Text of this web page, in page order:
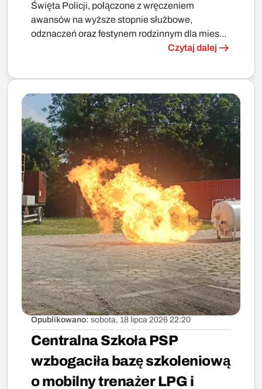
Święta Policji, połączone z wręczeniem
awansów na wyższe stopnie służbowe,
odznaczeń oraz festynem rodzinnym dla mies...
Czytaj dalej
Opublikowano: sobota, 18 lipca 2026 22:20
Centralna Szkoła PSP
wzbogaciła bazę szkoleniową
o mobilny trenażer LPG i